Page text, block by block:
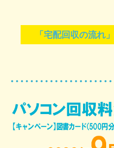
「宅配回収の流れ」